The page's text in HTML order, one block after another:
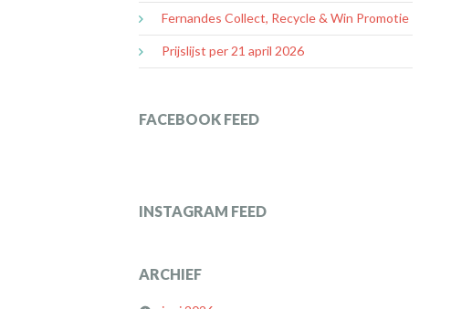
Fernandes Collect, Recycle & Win Promotie
Prijslijst per 21 april 2026
FACEBOOK FEED
INSTAGRAM FEED
ARCHIEF